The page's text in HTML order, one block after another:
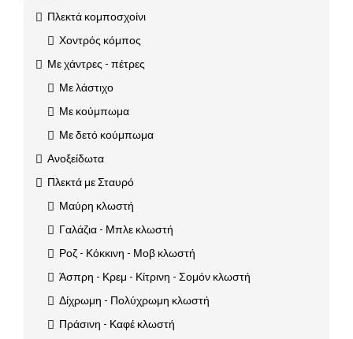
Πλεκτά κομποσχοίνι
Χοντρός κόμπος
Με χάντρες - πέτρες
Με λάστιχο
Με κούμπωμα
Με δετό κούμπωμα
Ανοξείδωτα
Πλεκτά με Σταυρό
Μαύρη κλωστή
Γαλάζια - Μπλε κλωστή
Ροζ - Κόκκινη - Μοβ κλωστή
Άσπρη - Κρεμ - Κίτρινη - Σομόν κλωστή
Δίχρωμη - Πολύχρωμη κλωστή
Πράσινη - Καφέ κλωστή